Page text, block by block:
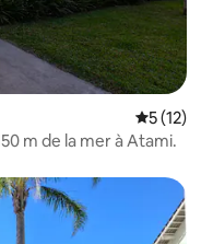
5 (12)
m de la mer à Atami.